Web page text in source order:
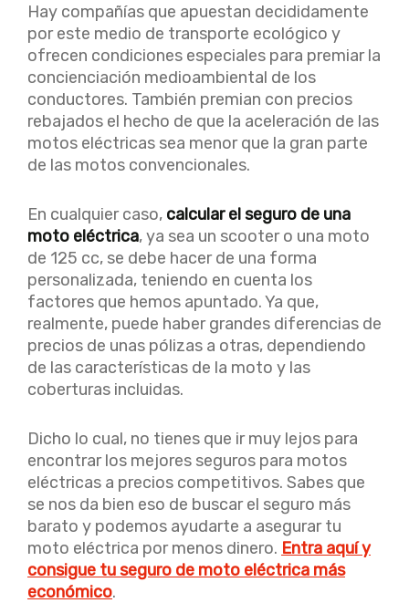
Hay compañías que apuestan decididamente
por este medio de transporte ecológico y
ofrecen condiciones especiales para premiar la
concienciación medioambiental de los
conductores. También premian con precios
rebajados el hecho de que la aceleración de las
motos eléctricas sea menor que la gran parte
de las motos convencionales.
En cualquier caso, calcular el seguro de una
moto eléctrica, ya sea un scooter o una moto
de 125 cc, se debe hacer de una forma
personalizada, teniendo en cuenta los
factores que hemos apuntado. Ya que,
realmente, puede haber grandes diferencias de
precios de unas pólizas a otras, dependiendo
de las características de la moto y las
coberturas incluidas.
Dicho lo cual, no tienes que ir muy lejos para
encontrar los mejores seguros para motos
eléctricas a precios competitivos. Sabes que
se nos da bien eso de buscar el seguro más
barato y podemos ayudarte a asegurar tu
moto eléctrica por menos dinero. Entra aquí y
consigue tu seguro de moto eléctrica más
económico.